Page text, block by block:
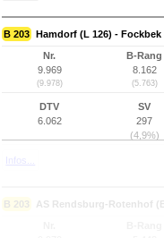
B 203 Hamdorf (L 126) - Fockbek
Nr.
9.969
(9.978)
B-Rang
8.162
(5.763)
DTV
6.062
SV
297
(4,9%)
Infos...
B 203 AS Rendsburg-Rotenhof